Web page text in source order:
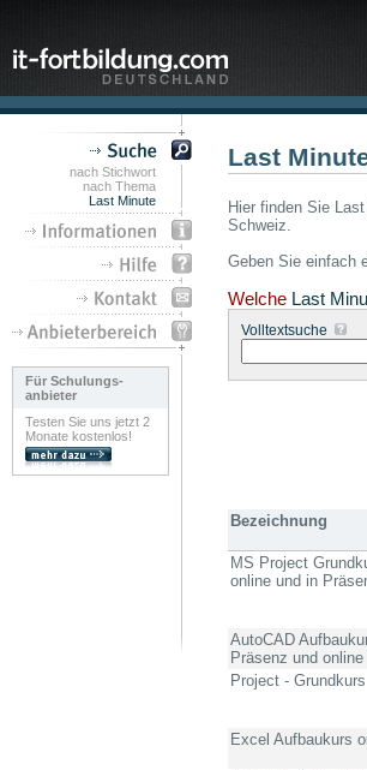
nach Stichwort
nach Thema
Last Minute
Für Schulungs-
anbieter
Testen Sie uns jetzt 2
Monate kostenlos!
Last
Hier finden Sie
Schweiz.
Geben Sie einfach
Welche Last
Volltextsuche
Bezeichnung
MS Project
online und in
AutoCAD
Präsenz und online
Project - Grundkurs
Excel Aufbaukurs